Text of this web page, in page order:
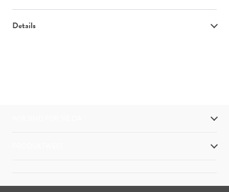
Details